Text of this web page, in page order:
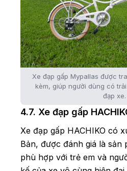
Xe đạp gấp Mypallas được
kèm, giúp người dùng có
đạp xe.
4.7. Xe đạp gấp
Xe đạp gấp HACHIKO có
Bản, được đánh giá là sản
phù hợp với trẻ em và